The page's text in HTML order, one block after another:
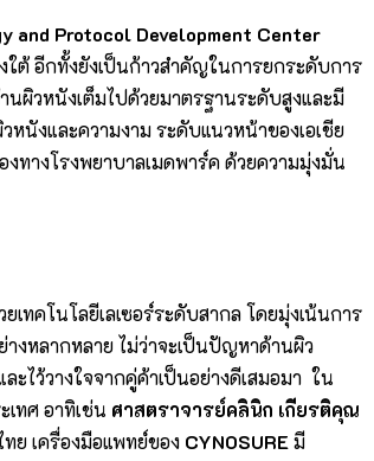
and Protocol Development Center
ใต้ อีกทั้งยังเป็นก้าวสำคัญในการยกระดับการ
ผิวหนังเต็มไปด้วยมาตรฐานระดับสูงและมี
นังและความงาม ระดับแนวหน้าของเอเชีย
างโรงพยาบาลเมดพาร์ค ด้วยความมุ่งมั่น
ทคโนโลยีเลเซอร์ระดับสากล โดยมุ่งเน้นการ
งหลากหลาย ไม่ว่าจะเป็นปัญหาด้านผิว
ะไว้วางใจจากคู่ค้าเป็นอย่างดีเสมอมา ใน
ทศ อาทิเช่น ศาสตราจารย์คลินิก เกียรติคุณ
ย เครื่องมือแพทย์ของ CYNOSURE มี